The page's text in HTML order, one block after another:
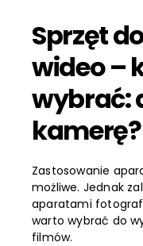
Sprzęt
wideo –
wybrać:
kamerę?
Zastosowanie
możliwe. Jednak
aparatami
warto wybrać do
filmów.